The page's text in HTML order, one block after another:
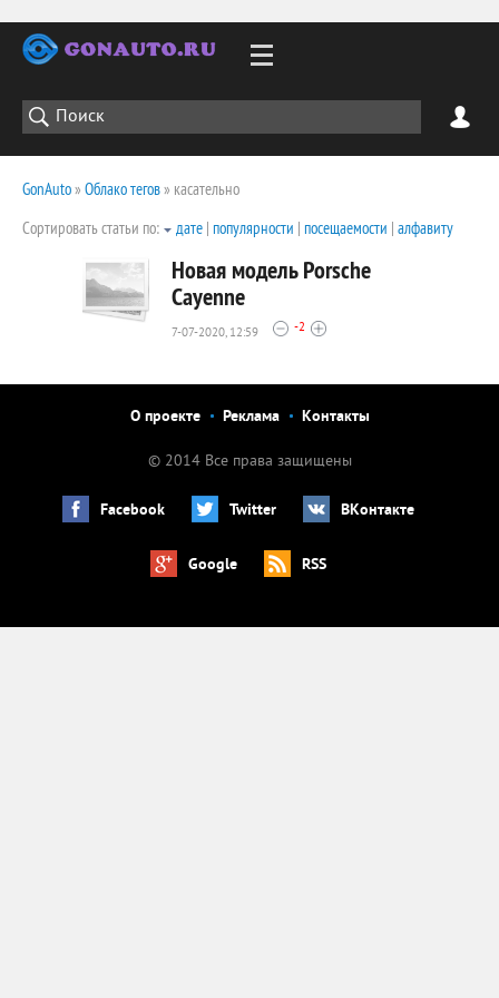
GonAuto» Облако тегов» касательно
Сортировать статьи по:
дате | популярности | посещаемости | алфавиту
Новая модель Porsche
Cayenne
7-07-2020, 12:59 -2
О проекте Реклама Контакты
© 2014 Все права защищены
Facebook Twitter ВКонтакте
Google RSS